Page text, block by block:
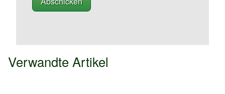
Verwandte Artikel